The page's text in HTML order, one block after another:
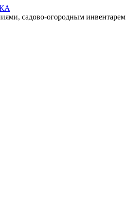
садово-огородным инвентарем